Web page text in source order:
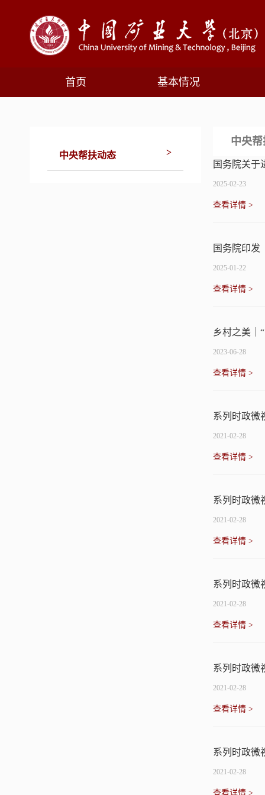
首页 基本情况
中央帮扶动态 >
中央
国务院关于
2025-02-23
查看详情 >
国务院印发
2025-01-22
查看详情 >
乡村之美｜
2023-06-28
查看详情 >
系列时政微
2021-02-28
查看详情 >
系列时政微
2021-02-28
查看详情 >
系列时政微
2021-02-28
查看详情 >
系列时政微
2021-02-28
查看详情 >
系列时政微
2021-02-28
查看详情 >